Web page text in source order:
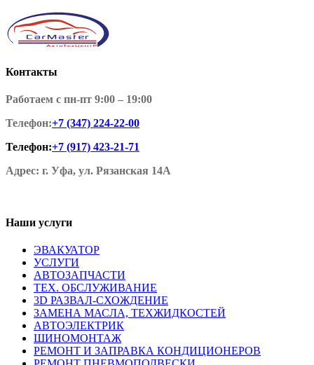
Контакты
Работаем с пн-пт 9:00 – 19:00
Телефон:+7 (347) 224-22-00
Телефон:+7 (917) 423-21-71
Адрес: г. Уфа, ул. Рязанская 14А
Наши услуги
ЭВАКУАТОР
УСЛУГИ
АВТОЗАПЧАСТИ
ТЕХ. ОБСЛУЖИВАНИЕ
3D РАЗВАЛ-СХОЖДЕНИЕ
ЗАМЕНА МАСЛА, ТЕХЖИДКОСТЕЙ
АВТОЭЛЕКТРИК
ШИНОМОНТАЖ
РЕМОНТ И ЗАПРАВКА КОНДИЦИОНЕРОВ